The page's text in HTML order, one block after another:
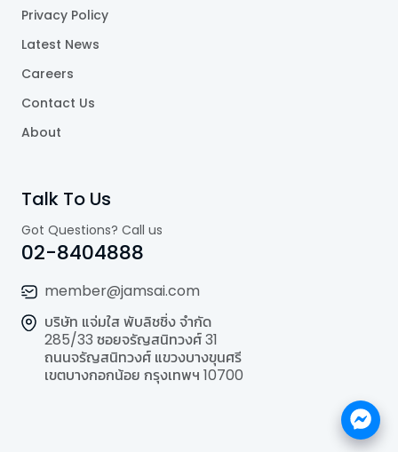
Privacy Policy
Latest News
Careers
Contact Us
About
Talk To Us
Got Questions? Call us
02-8404888
member@jamsai.com
บริษัท แจ่มใส พับลิชชิ่ง จำกัด
285/33 ซอยจรัญสนิทวงศ์ 31
ถนนจรัญสนิทวงศ์ แขวงบางขุนศรี
เขตบางกอกน้อย กรุงเทพฯ 10700